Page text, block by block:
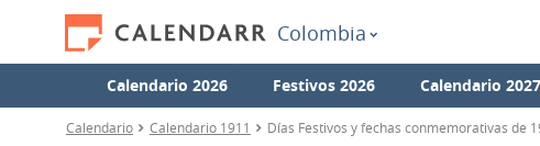
Colombia
Calendario 2026 Festivos 2026 Calendario 2027
Calendario Calendario 1911 Días Festivos y fechas conmemorativas de